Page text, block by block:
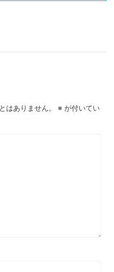
はありません。 ※ が付いてい